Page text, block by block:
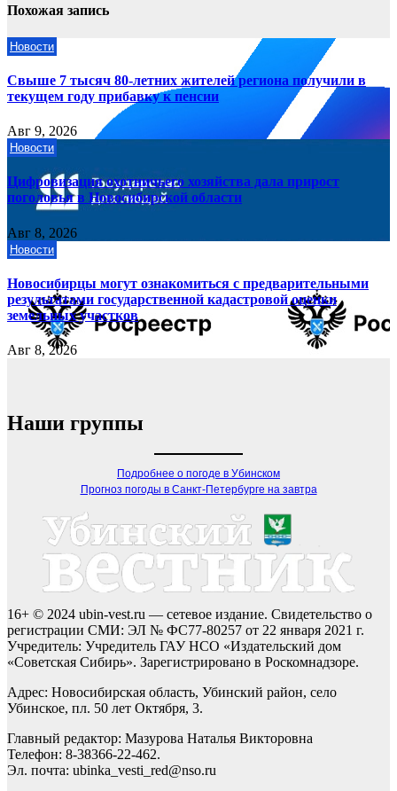
Похожая запись
Новости
Свыше 7 тысяч 80-летних жителей региона получили в
текущем году прибавку к пенсии
Авг 9, 2026
Новости
Цифровизация охотничьего хозяйства дала прирост
поголовья в Новосибирской области
Авг 8, 2026
Новости
Новосибирцы могут ознакомиться с предварительными
результатами государственной кадастровой оценки
земельных участков
Авг 8, 2026
Наши группы
Подробнее о погоде в Убинском
Прогноз погоды в Санкт-Петербурге на завтра
16+ © 2024 ubin-vest.ru — сетевое издание. Свидетельство о
регистрации СМИ: ЭЛ № ФС77-80257 от 22 января 2021 г.
Учредитель: Учредитель ГАУ НСО «Издательский дом
«Советская Сибирь». Зарегистрировано в Роскомнадзоре.
Адрес: Новосибирская область, Убинский район, село
Убинское, пл. 50 лет Октября, 3.
Главный редактор: Мазурова Наталья Викторовна
Телефон: 8-38366-22-462.
Эл. почта: ubinka_vesti_red@nso.ru